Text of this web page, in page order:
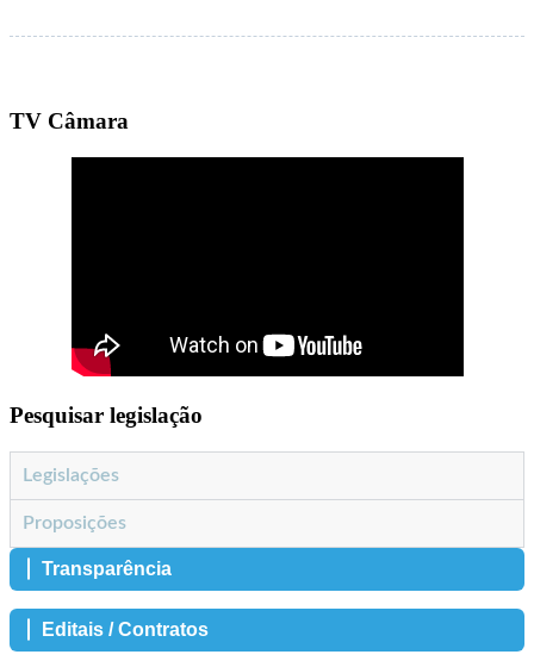
TV Câmara
Pesquisar legislação
Legislações
Proposições
Transparência
Editais / Contratos